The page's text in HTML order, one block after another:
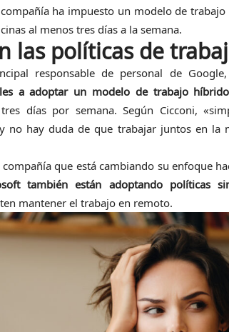
ha impuesto un modelo de
al menos tres días a la semana.
las políticas de
responsable de personal de
a adoptar un modelo de trabajo
días por semana. Según Cicconi,
no hay duda de que trabajar juntos en la
que está cambiando su enfoque
también están adoptando políticas
mantener el trabajo en remoto.